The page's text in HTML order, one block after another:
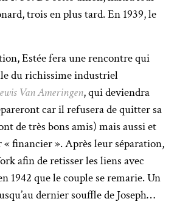
trois en plus tard. En 1939, le
Estée fera une rencontre qui
du richissime industriel
Van Ameringen, qui deviendra
car ilrefusera de quitter sa
de très bons amis) mais aussi et
financier ». Après leur séparation,
afin de retisser les liens avec
1942 que le couple se remarie. Un
dernier souffle de Joseph…